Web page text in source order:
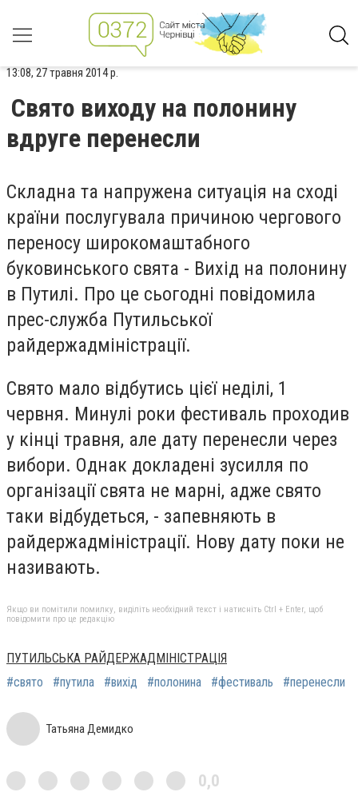
13:08, 27 травня 2014 р.
Свято виходу на полонину
вдруге перенесли
Складна та напружена ситуація на сході
країни послугувала причиною чергового
переносу широкомаштабного
буковинського свята - Вихід на полонину
в Путилі. Про це сьогодні повідомила
прес-служба Путильської
райдержадміністрації.
Свято мало відбутись цієї неділі, 1
червня. Минулі роки фестиваль проходив
у кінці травня, але дату перенесли через
вибори. Однак докладені зусилля по
організації свята не марні, адже свято
таки відбудеться, - запевняють в
райдержадміністрації. Нову дату поки не
називають.
Якщо ви помітили помилку, виділіть необхідний текст і натисніть Ctrl + Enter, щоб
повідомити про це редакцію
ПУТИЛЬСЬКА РАЙДЕРЖАДМІНІСТРАЦІЯ
#свято
#путила #вихід #полонина #фестиваль #перенесли
Татьяна Демидко
0,0